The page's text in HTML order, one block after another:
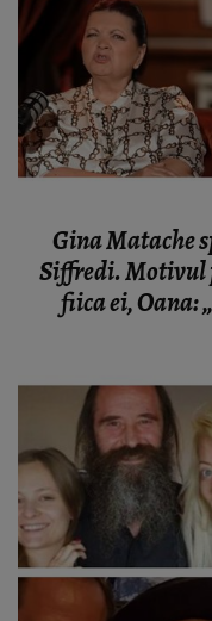
Gina Matache
Siffredi. Motivul
fiica ei, Oana: